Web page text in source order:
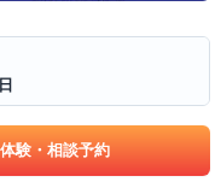
体験・相談予約